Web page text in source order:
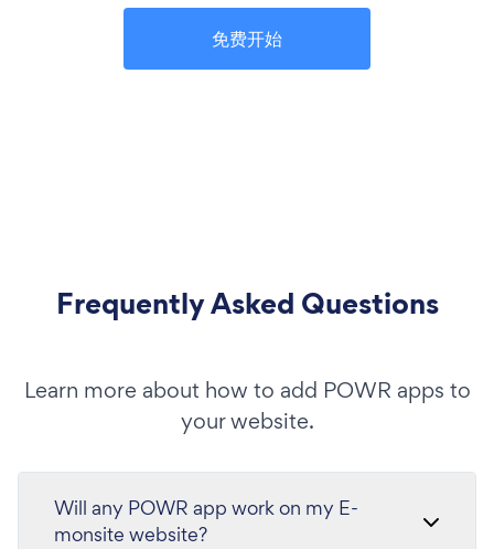
免费开始
Frequently Asked Questions
Learn more about how to add POWR apps to
your website.
Will any POWR app work on my E-
monsite website?